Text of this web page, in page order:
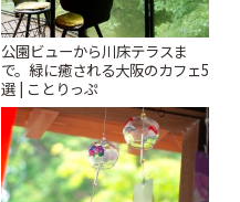
公園ビューから川床テラスま
で。緑に癒される大阪のカフェ5
選 | ことりっぷ